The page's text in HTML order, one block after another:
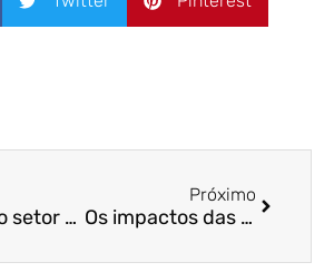
Desafio do setor de eventos na pandemia está entre os destaques do “Mundo Business” deste domingo – Folha Vitória
Próximo
Os impactos das previsões de crescimento do PIB e da inflação – ES Brasil / Profª. Drª. Arilda Teixeira